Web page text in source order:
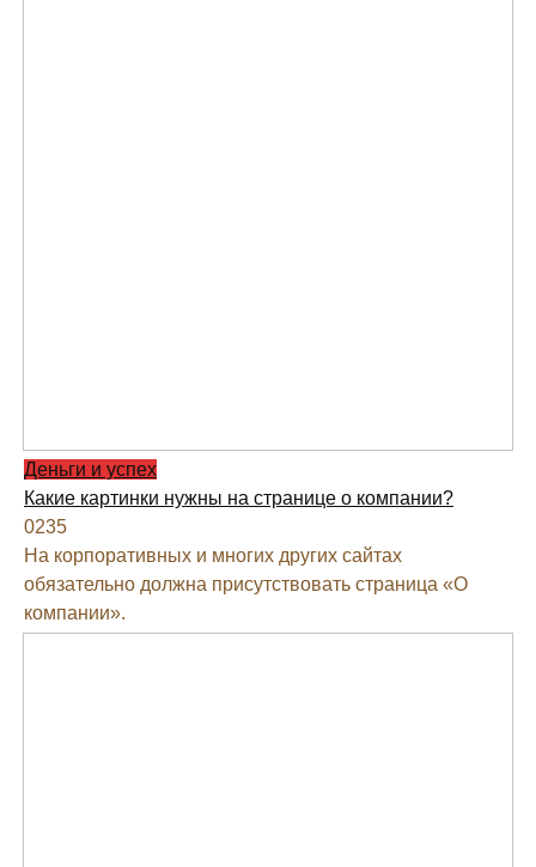
Деньги и успех
Какие картинки нужны на странице о компании?
0235
На корпоративных и многих других сайтах
обязательно должна присутствовать страница «О
компании».